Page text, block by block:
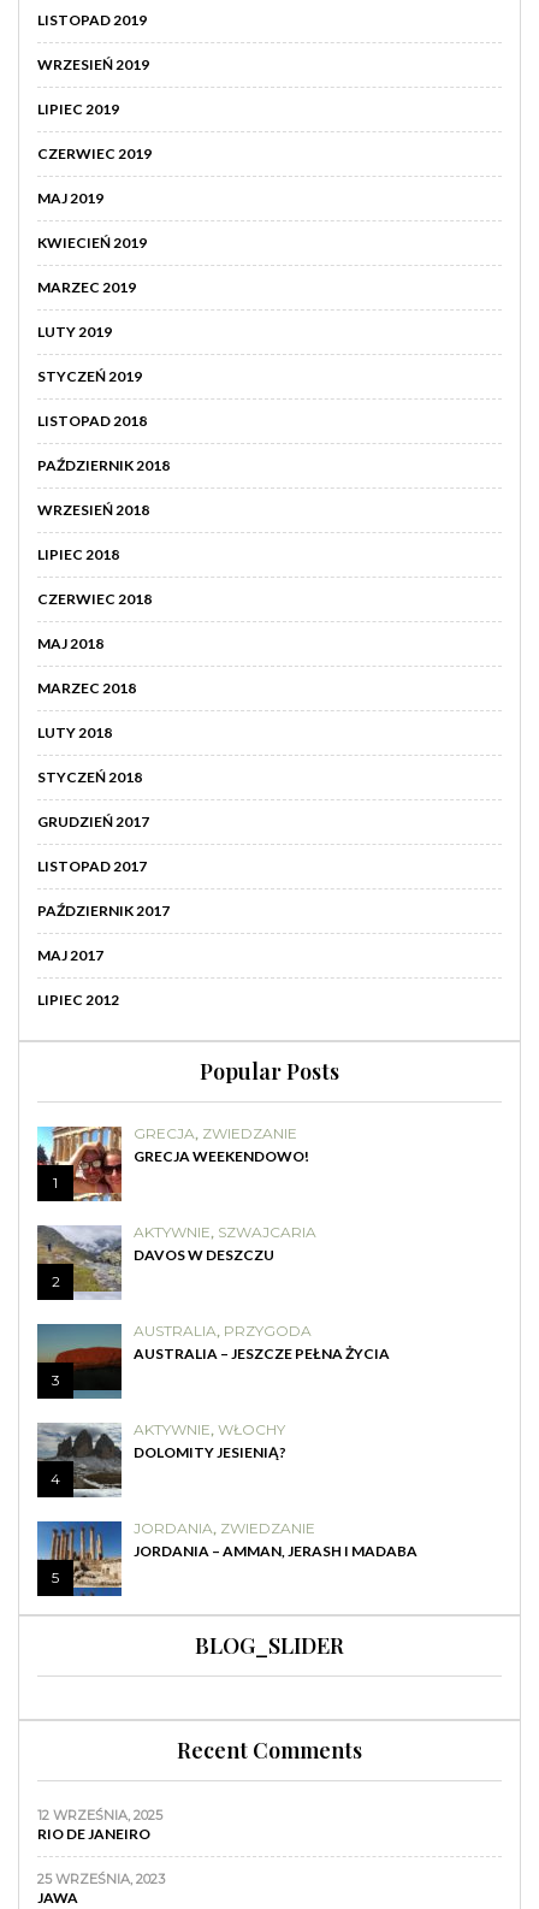
LISTOPAD 2019
WRZESIEŃ 2019
LIPIEC 2019
CZERWIEC 2019
MAJ 2019
KWIECIEŃ 2019
MARZEC 2019
LUTY 2019
STYCZEŃ 2019
LISTOPAD 2018
PAŹDZIERNIK 2018
WRZESIEŃ 2018
LIPIEC 2018
CZERWIEC 2018
MAJ 2018
MARZEC 2018
LUTY 2018
STYCZEŃ 2018
GRUDZIEŃ 2017
LISTOPAD 2017
PAŹDZIERNIK 2017
MAJ 2017
LIPIEC 2012
Popular Posts
1
GRECJA, ZWIEDZANIE
GRECJA WEEKENDOWO!
2
AKTYWNIE, SZWAJCARIA
DAVOS W DESZCZU
3
AUSTRALIA, PRZYGODA
AUSTRALIA – JESZCZE PEŁNA ŻYCIA
4
AKTYWNIE, WŁOCHY
DOLOMITY JESIENIĄ?
5
JORDANIA, ZWIEDZANIE
JORDANIA – AMMAN, JERASH I MADABA
BLOG_SLIDER
Recent Comments
12 WRZEŚNIA, 2025
RIO DE JANEIRO
25 WRZEŚNIA, 2023
JAWA